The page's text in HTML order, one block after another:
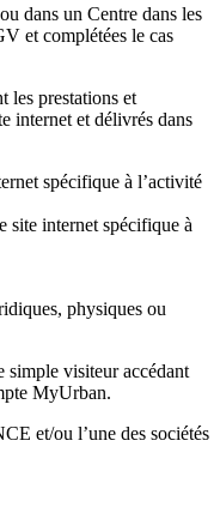
dans un Centre dans les
et complétées le cas
les prestations et
internet et délivrés dans
spécifique à l’activité
site internet spécifique à
physiques ou
simple visiteur accédant
MyUrban.
et/ou l’une des sociétés